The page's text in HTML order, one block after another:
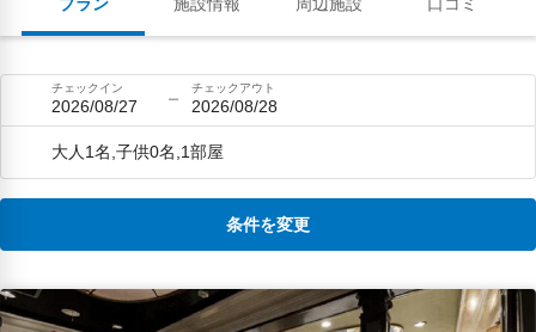
チェックイン
2026/08/27
チェックアウト
2026/08/28
大人1名,子供0名,1部屋
条件を変更